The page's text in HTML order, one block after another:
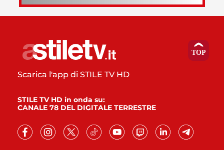
Scarica l'app di STILE TV HD
STILE TV HD in onda su:
CANALE 78 DEL DIGITALE TERRESTRE